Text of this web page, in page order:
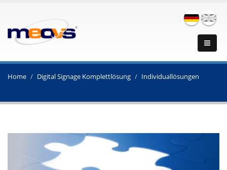
Home Digital Signage Komplettlösung Individuallösungen